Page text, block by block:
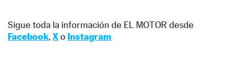
Sigue toda la información de EL MOTOR desde
Facebook, Xo Instagram